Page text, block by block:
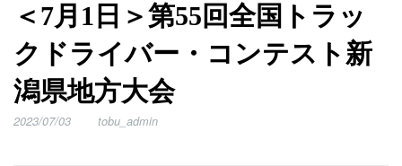
＜7月1日＞第55回全国トラッ
クドライバー・コンテスト新
潟県地方大会
2023/07/03 tobu_admin